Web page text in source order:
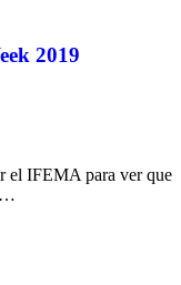
2019
el IFEMA para ver que